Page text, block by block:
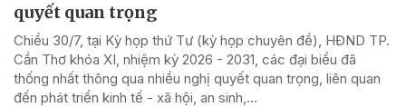
quyết quan trọng
Chiều 30/7, tại Kỳ họp thứ Tư (kỳ họp chuyên đề), HĐND TP.
Cần Thơ khóa XI, nhiệm kỳ 2026 - 2031, các đại biểu đã
thống nhất thông qua nhiều nghị quyết quan trọng, liên quan
đến phát triển kinh tế - xã hội, an sinh,...